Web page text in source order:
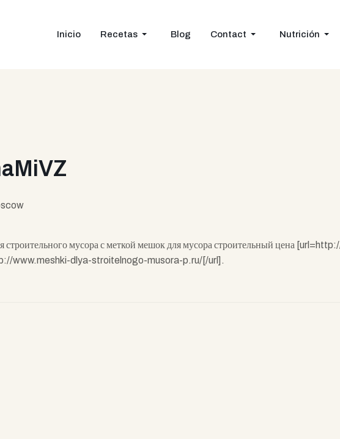
Inicio Recetas Blog Contact Nutrición
строительного мусора с меткой мешок для мусора строительный цена
www.meshki-dlya-stroitelnogo-musora-p.ru/[/url].